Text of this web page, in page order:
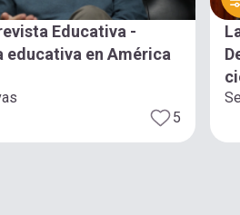
Educativa -
educativa en América
5